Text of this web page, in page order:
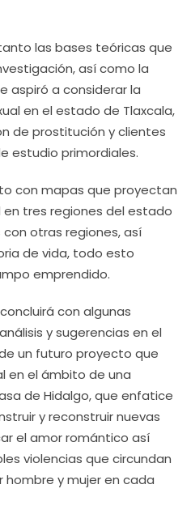
las bases teóricas que
así como la
aspiró a considerar la
en el estado de Tlaxcala,
de prostitución y clientes
estudio primordiales.
con mapas que proyectan
tres regiones del estado
otras regiones, así
de vida, todo esto
emprendido.
con algunas
y sugerencias en el
un futuro proyecto que
en el ámbito de una
de Hidalgo, que enfatice
y reconstruir nuevas
el amor romántico así
violencias que circundan
y mujer en cada